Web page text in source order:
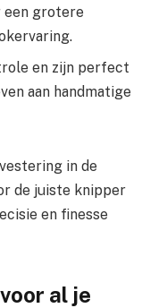
een grotere
en zijn perfect
aan handmatige
in de
de juiste knipper
en finesse
al je